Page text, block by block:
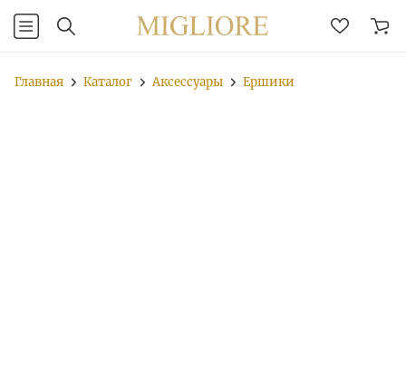
Главная Каталог Аксессуары Ершики